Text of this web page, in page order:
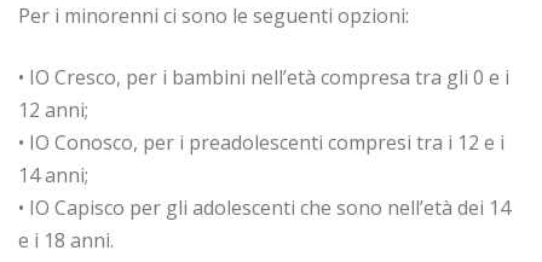
Per i minorenni ci sono le seguenti opzioni:
• IO Cresco, per i bambini nell’età compresa tra gli 0 e i
12 anni;
• IO Conosco, per i preadolescenti compresi tra i 12 e i
14 anni;
• IO Capisco per gli adolescenti che sono nell’età dei 14
e i 18 anni.